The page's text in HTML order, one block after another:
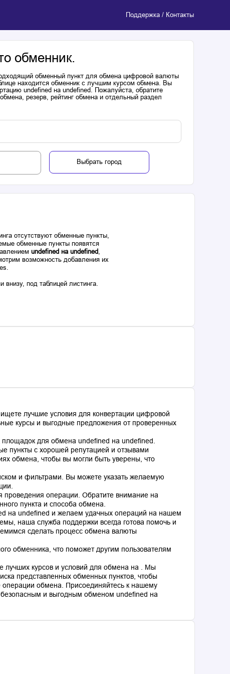
Поддержка / Контакты
обменник.
обменный пункт для обмена цифровой валюты
находится обменник с лучшим курсом обмена. Вы
undefined на undefined. Пожалуйста, обратите
резерв, рейтинг обмена и отдельный раздел
Выбрать город
отсутствуют обменные пункты,
обменные пункты появятся
undefined на undefined,
возможность добавления их
под таблицей листинга.
лучшие условия для конвертации цифровой
курсы и выгодные предложения от проверенных
для обмена undefined на undefined.
пункты с хорошей репутацией и отзывами
обмена, чтобы вы могли быть уверены, что
и фильтрами. Вы можете указать желаемую
проведения операции. Обратите внимание на
пункта и способа обмена.
на undefined и желаем удачных операций на нашем
наша служба поддержки всегда готова помочь и
сделать процесс обмена валюты
обменника, что поможет другим пользователям
лучших курсов и условий для обмена на . Мы
представленных обменных пунктов, чтобы
обмена. Присоединяйтесь к нашему
и выгодным обменом undefined на